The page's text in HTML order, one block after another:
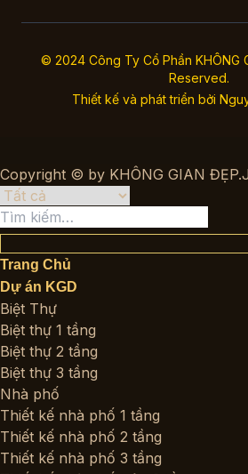
© 2024 Công Ty Cổ Phần KHÔNG
Reserved.
Thiết kế và phát triển bởi
Copyright © by KHÔNG GIAN
Tìm
kiếm:
Trang Chủ
Dự án KGD
Biệt Thự
Biệt thự 1 tầng
Biệt thự 2 tầng
Biệt thự 3 tầng
Nhà phố
Thiết kế nhà phố 1 tầng
Thiết kế nhà phố 2 tầng
Thiết kế nhà phố 3 tầng